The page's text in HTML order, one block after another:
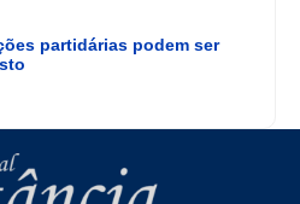
partidárias podem ser